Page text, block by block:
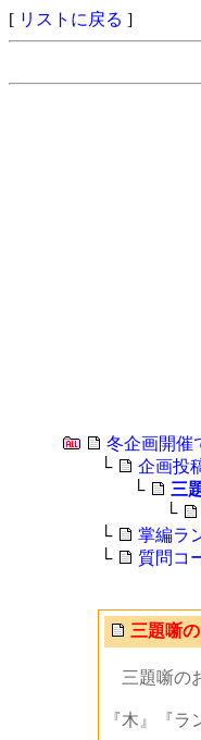
[ リストに戻る ]
冬企画開催
└
企画投
└
三
└
└
掌編ラ
└
質問コ
三題噺
三題噺の
『木』『ラ